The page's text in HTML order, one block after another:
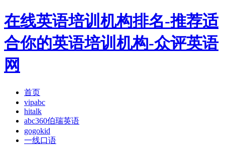
在线英语培训机构排名-推荐适
合你的英语培训机构-众评英语
网
首页
vipabc
hitalk
abc360伯瑞英语
gogokid
一线口语